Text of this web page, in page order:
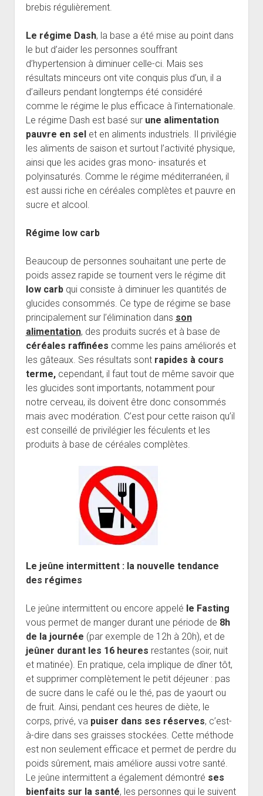
brebis régulièrement.
Le régime Dash, la base a été mise au point dans
le but d’aider les personnes souffrant
d’hypertension à diminuer celle-ci. Mais ses
résultats minceurs ont vite conquis plus d’un, il a
d’ailleurs pendant longtemps été considéré
comme le régime le plus efficace à l’internationale.
Le régime Dash est basé sur une alimentation
pauvre en selet en aliments industriels. Il privilégie
les aliments de saison et surtout l’activité physique,
ainsi que les acides gras mono- insaturés et
polyinsaturés. Comme le régime méditerranéen, il
est aussi riche en céréales complètes et pauvre en
sucre et alcool.
Régime low carb
Beaucoup de personnes souhaitant une perte de
poids assez rapide se tournent vers le régime dit
low carb qui consiste à diminuer les quantités de
glucides consommés. Ce type de régime se base
principalement sur l’élimination dans son
alimentation, des produits sucrés et à base de
céréales raffinées comme les pains améliorés et
les gâteaux. Ses résultats sont rapides à cours
terme, cependant, il faut tout de même savoir que
les glucides sont importants, notamment pour
notre cerveau, ils doivent être donc consommés
mais avec modération. C’est pour cette raison qu’il
est conseillé de privilégier les féculents et les
produits à base de céréales complètes.
Le jeûne intermittent : la nouvelle tendance
des régimes
Le jeûne intermittent ou encore appelé le Fasting
vous permet de manger durant une période de 8h
de la journée (par exemple de 12h à 20h), et de
jeûner durant les 16 heures restantes (soir, nuit
et matinée). En pratique, cela implique de dîner tôt,
et supprimer complètement le petit déjeuner : pas
de sucre dans le café ou le thé, pas de yaourt ou
de fruit. Ainsi, pendant ces heures de diète, le
corps, privé, vapuiser dans ses réserves, c’est-
à-dire dans ses graisses stockées. Cette méthode
est non seulement efficace et permet de perdre du
poids sûrement, mais améliore aussi votre santé.
Le jeûne intermittent a également démontré ses
bienfaits sur la santé, les personnes qui le suivent